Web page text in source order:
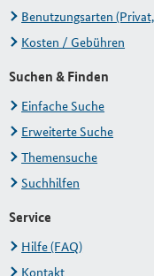
Benutzungsarten
Kosten / Gebühren
Suchen & Finden
Einfache Suche
Erweiterte Suche
Themensuche
Suchhilfen
Service
Hilfe (FAQ)
Kontakt